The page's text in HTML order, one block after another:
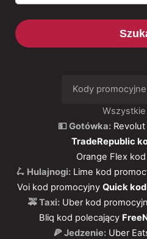
Kody
💵 Gotówka:
TradeRepublic
Orange Flex
🛴 Hulajnogi: Lime kod
Voi kod promocyjny Quick
🚕 Taxi: Uber kod
Bliq kod polecający
🍕 Jedzenie: Uber